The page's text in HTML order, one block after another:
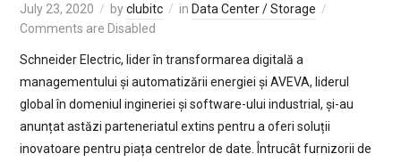
July 23, 2020 byclubitc in Data Center / Storage
Comments are Disabled
Schneider Electric, lider în transformarea digitală a
managementului și automatizării energiei și AVEVA, liderul
global în domeniul ingineriei și software-ului industrial, și-au
anunțat astăzi parteneriatul extins pentru a oferi soluții
inovatoare pentru piața centrelor de date. Întrucât furnizorii de